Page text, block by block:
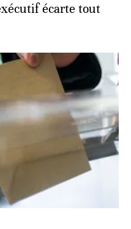
écarte tout